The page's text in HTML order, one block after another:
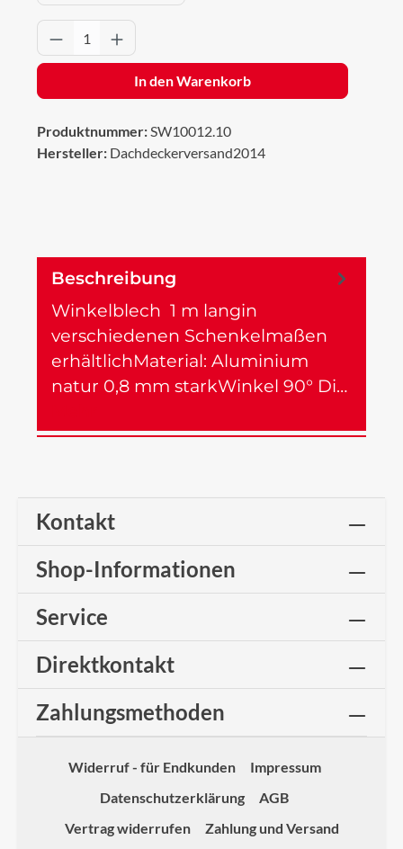
Produkt Anzahl: Gib den gewünschten
In den Warenkorb
Produktnummer:SW10012.10
Hersteller: Dachdeckerversand2014
Beschreibung
Winkelblech 1 m langin
verschiedenen Schenkelmaßen
erhältlichMaterial: Aluminium
natur 0,8 mm starkWinkel 90° Di…
Kontakt
Shop-Informationen
Service
Direktkontakt
Zahlungsmethoden
Widerruf - für Endkunden
Impressum
Datenschutzerklärung
AGB
Vertrag widerrufen
Zahlung und Versand